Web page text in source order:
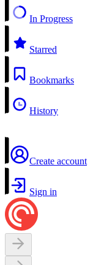
In Progress
Starred
Bookmarks
History
Create account
Sign in